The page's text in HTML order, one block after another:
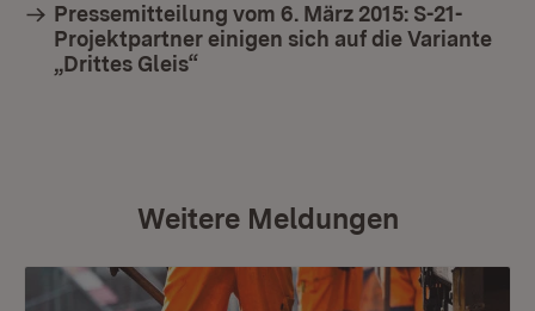
Pressemitteilung vom 6. März 2015: S-21-
Projektpartner einigen sich auf die Variante
„Drittes Gleis“
Weitere Meldungen